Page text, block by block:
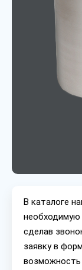
В каталоге
необходимую
сделав
заявку в
возможность